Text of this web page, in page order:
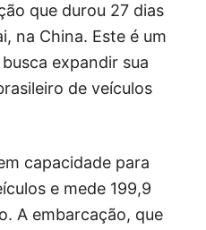
que durou 27 dias
na China. Este é um
expandir sua
de veículos
capacidade para
e mede 199,9
A embarcação, que